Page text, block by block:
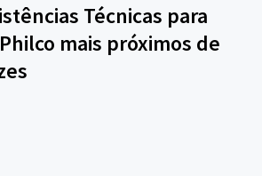
Técnicas para
mais próximos de